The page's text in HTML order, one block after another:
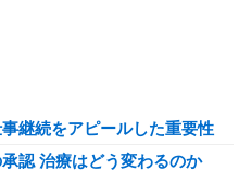
継続をアピールした重要性
認 治療はどう変わるのか